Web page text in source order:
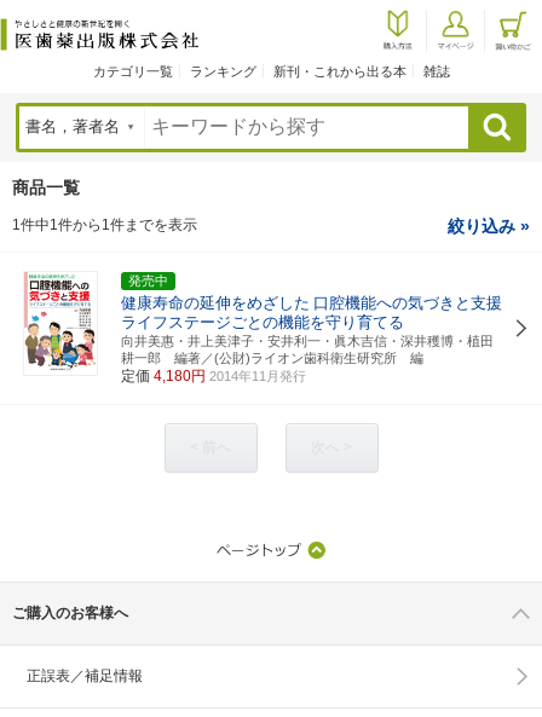
カテゴリ一覧 ランキング 新刊・これから出る本 雑誌
検索
商品一覧
1件中1件から1件までを表示 絞り込み »
発売中
健康寿命の延伸をめざした 口腔機能への気づきと支援
ライフステージごとの機能を守り育てる
向井美惠・井上美津子・安井利一・眞木吉信・深井穫博・植田
耕一郎 編著／(公財)ライオン歯科衛生研究所 編
定価 4,180円 2014年11月発行
ご購入のお客様へ
正誤表／補足情報